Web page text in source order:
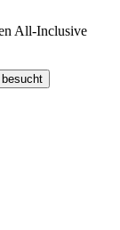
All-Inclusive